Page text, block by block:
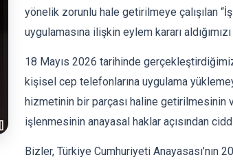
yönelik zorunlu hale getirilmeye çalışılan
uygulamasına ilişkin eylem kararı
18 Mayıs 2026 tarihinde
kişisel cep telefonlarına uygulama
hizmetinin bir parçası haline getirilmesinin
işlenmesinin anayasal haklar açısından
Bizler, Türkiye Cumhuriyeti Anayasası’nın